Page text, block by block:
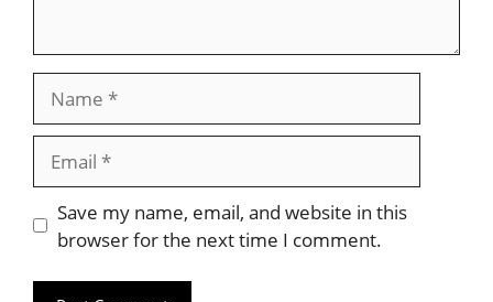
Website
Save my name, email, and website in this
browser for the next time I comment.